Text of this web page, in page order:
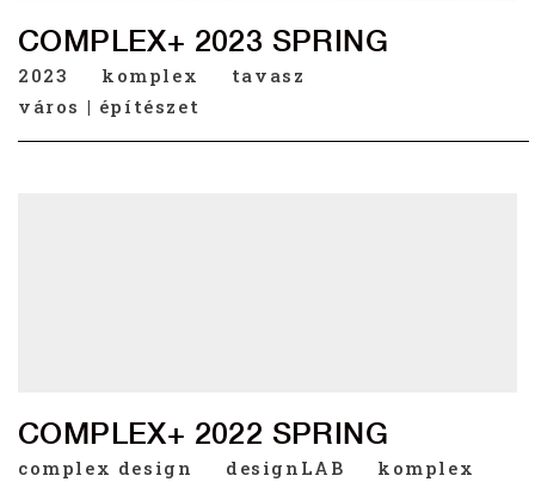
COMPLEX+ 2023 SPRING
2023 komplex
tavasz
város | építészet
COMPLEX+ 2022 SPRING
complex design designLAB
komplex